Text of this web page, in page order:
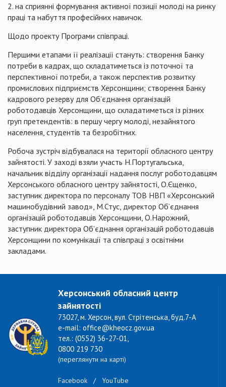
2. на сприянні формування активної позиції молоді на ринку
праці та набуття професійних навичок.
Щодо проекту Програми співпраці.
Першими етапами її реалізації стануть: створення Банку
потреби в кадрах, що складатиметься із поточної та
перспективної потреби, а також перспектив розвитку
промислових підприємств Херсонщини; створення Банку
кадрового резерву для Об’єднання організацій
роботодавців Херсонщини, що складатиметься із різних
груп претендентів: в першу чергу молоді, незайнятого
населення, студентів та безробітних.
Робоча зустріч відбувалася на території обласного центру
зайнятості. У заході взяли участь Н.Португальська,
начальник відділу організації надання послуг роботодавцям
Херсонського обласного центру зайнятості, О.Єщенко,
заступник директора по персоналу ТОВ НВП «Херсонський
машинобудівний завод», М.Стус, директор Об’єднання
організацій роботодавців Херсонщини, О.Нарожний,
заступник директора Об’єднання організацій роботодавців
Херсонщини по комунікації та співпраці з освітніми
закладами.
Херсонський обласний центр
зайнятості
73027, м. Херсон, вул. Стрітенська, буд.7-А
e-mail: office@kheocz.gov.ua
тел.: (0552) 36-27-01,
0800 219 730
(переглянути на карті)
Facebook / YouTube